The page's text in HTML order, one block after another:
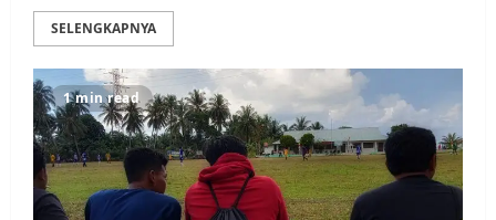
SELENGKAPNYA
1 min read
Kader Pajak jadi Penghubung
Pemerintah dan Masyarakat di
Lingkungan RT/RW